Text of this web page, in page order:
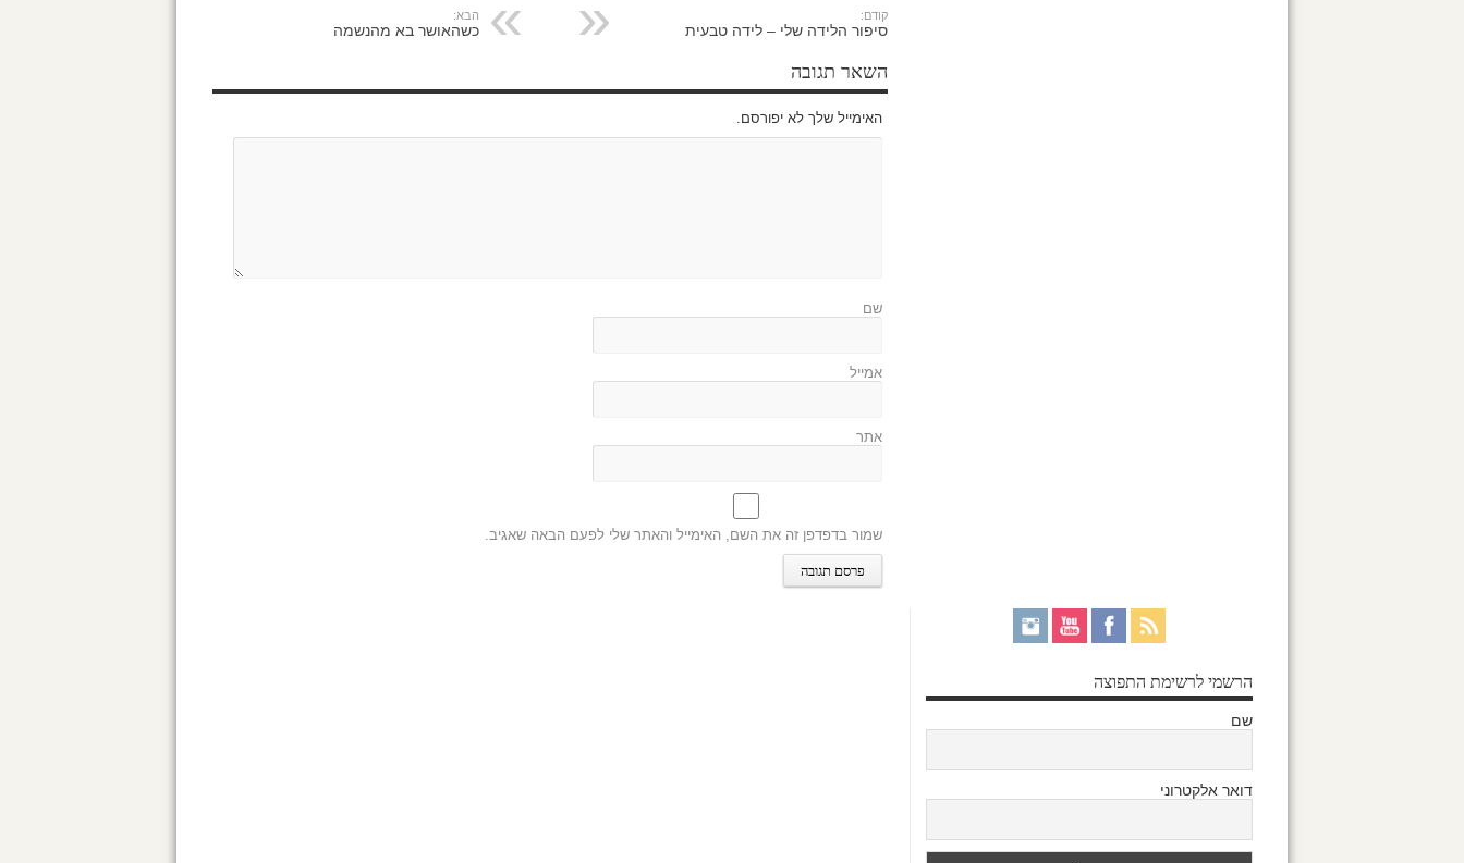
קודם:
סיפור הלידה שלי – לידה טבעית
הבא:
כשהאושר בא מהנשמה
השאר תגובה
האימייל שלך לא יפורסם.
שם
אמייל
אתר
שמור בדפדפן זה את השם, האימייל והאתר שלי לפעם הבאה שאגיב.
הרשמי לרשימת התפוצה
שם
דואר אלקטרוני